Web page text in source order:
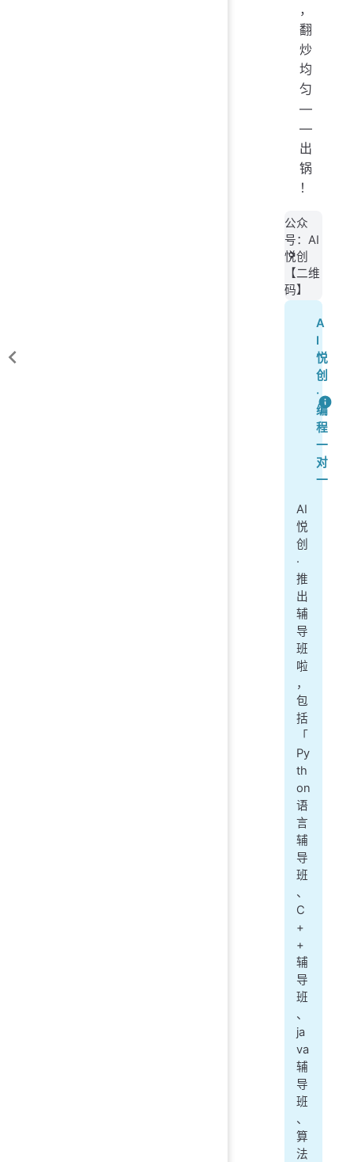
，
翻
炒
均
匀
—
—
出
锅
！
公众
号：AI
悦创
【二维
码】
A
I
悦
创
·
编
程
一
对
一
AI
悦
创
·
推
出
辅
导
班
啦
，
包
括
「
Py
th
on
语
言
辅
导
班
、
C
+
+
辅
导
班
、
ja
va
辅
导
班
、
算
法